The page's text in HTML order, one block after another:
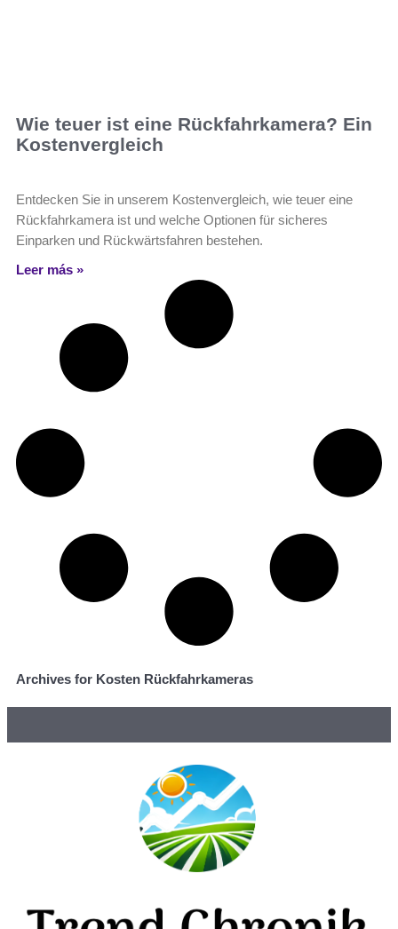
Wie teuer ist eine Rückfahrkamera? Ein
Kostenvergleich
Entdecken Sie in unserem Kostenvergleich, wie teuer eine
Rückfahrkamera ist und welche Optionen für sicheres
Einparken und Rückwärtsfahren bestehen.
Leer más »
Archives for Kosten Rückfahrkameras